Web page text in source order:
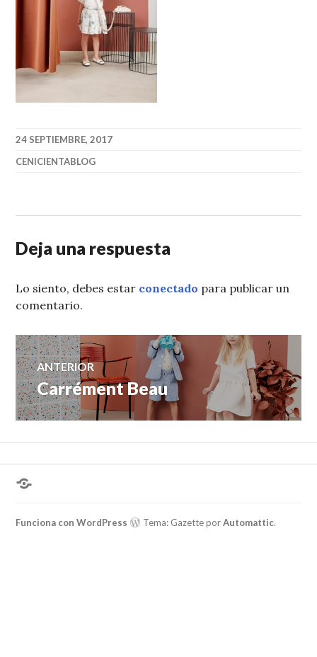
24 SEPTIEMBRE, 2017
CENICIENTABLOG
Deja una respuesta
Lo siento, debes estar conectado para publicar un
comentario.
Navegación
de
entradas
ANTERIOR
Entrada
anterior:
Carrément Beau
Funciona con WordPress Tema: Gazette porAutomattic.